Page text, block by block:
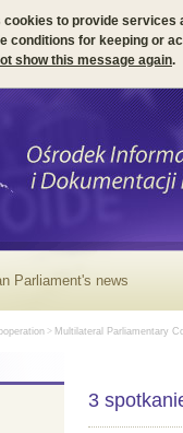
cookies to provide services
conditions for keeping or
show this message again.
Parliament's news
> Multilateral Parliamentary
3